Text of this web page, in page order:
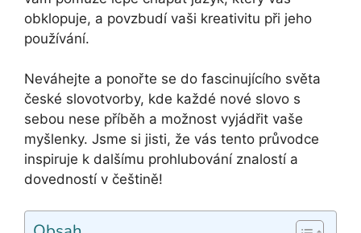
obklopuje, a povzbudí vaši kreativitu při jeho
používání.
Neváhejte a ponořte se do fascinujícího světa
české slovotvorby, kde každé nové slovo s
sebou nese příběh a možnost vyjádřit vaše
myšlenky. Jsme si jisti, že vás tento průvodce
inspiruje k dalšímu prohlubování znalostí a
dovedností v češtině!